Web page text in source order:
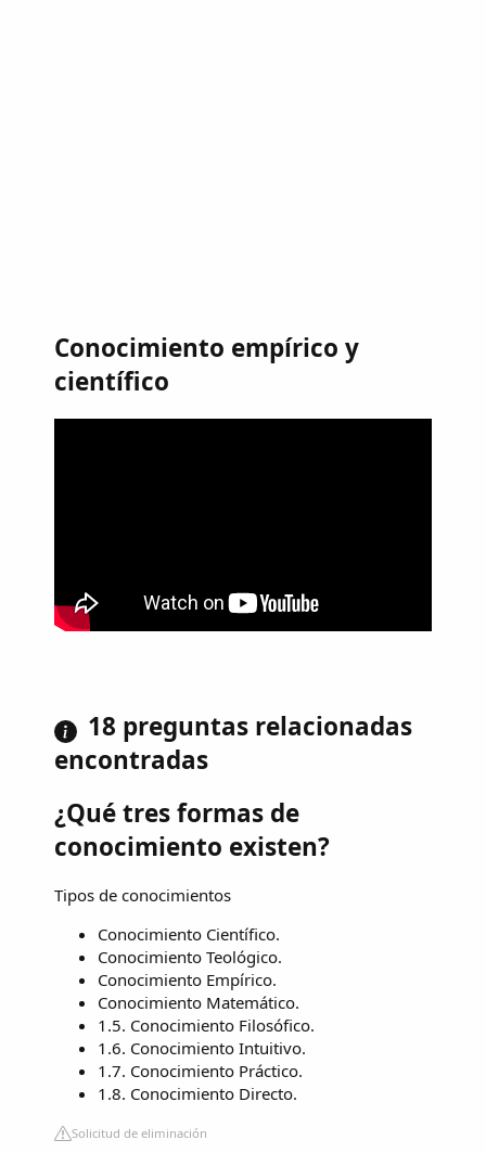
Conocimiento empírico y
científico
18 preguntas relacionadas
encontradas
¿Qué tres formas de
conocimiento existen?
Tipos de conocimientos
Conocimiento Científico.
Conocimiento Teológico.
Conocimiento Empírico.
Conocimiento Matemático.
1.5. Conocimiento Filosófico.
1.6. Conocimiento Intuitivo.
1.7. Conocimiento Práctico.
1.8. Conocimiento Directo.
Solicitud de eliminación